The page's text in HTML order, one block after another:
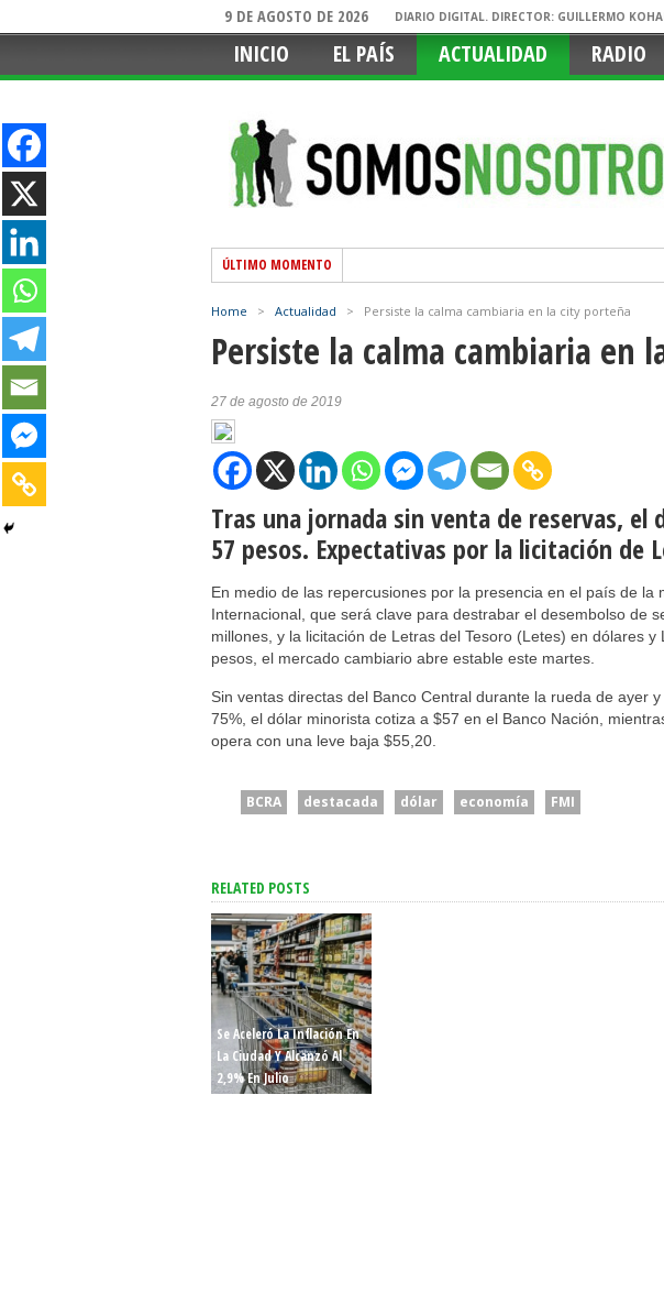
9 DE AGOSTO DE 2026 DIARIO DIGITAL. DIRECTOR: GUILLERMO
INICIO EL PAÍS ACTUALIDAD RADIO
ÚLTIMO MOMENTO
Home > Actualidad > Persiste la calma cambiaria en la city porteña
Persiste la calma cambiaria en
27 de agosto de 2019
Tras una jornada sin venta de reservas,
57 pesos. Expectativas por la licitación de
En medio de las repercusiones por la presencia en el país de la
Internacional, que será clave para destrabar el desembolso de
millones, y la licitación de Letras del Tesoro (Letes) en dólares
pesos, el mercado cambiario abre estable este martes.
Sin ventas directas del Banco Central durante la rueda de ayer
75%, el dólar minorista cotiza a $57 en el Banco Nación,
opera con una leve baja $55,20.
BCRA destacada dólar economía FMI
RELATED POSTS
Se Aceleró La Inflación En
La Ciudad Y Alcanzó Al
2,9% En Julio